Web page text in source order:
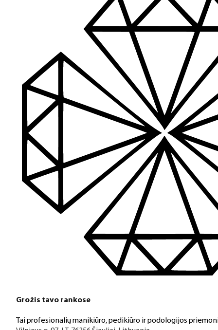
Aukštos kokybės produkcija
Mes siūlome tik aukščiausios kokybės produktus nagams,
Platus prekių katalogas
Turime daugiau nei 3000 produktų visiems Jūsų poreikiams
PDF katalogas
Greitas pristatymas
Visus produktus turime vietoje ir pristatome visoje
Jeigu turite klausimų ar iškilo problemų su užsakymu, mus
Aukštos kokybės produkcija